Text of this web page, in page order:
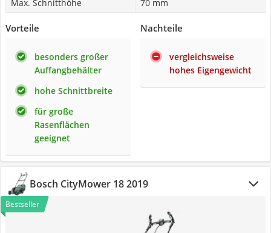
Max. Schnitthöhe
70 mm
Vorteile
besonders großer
Auffangbehälter
hohe Schnittbreite
für große
Rasenflächen
geeignet
Nachteile
vergleichsweise
hohes Eigengewicht
Bosch CityMower 18 2019
Bestseller